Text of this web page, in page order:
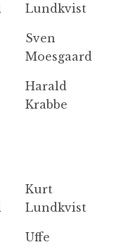
Lundkvist
Sven
Moesgaard
Harald
Krabbe
Kurt
Lundkvist
Uffe